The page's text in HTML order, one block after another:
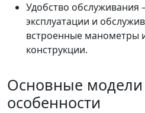
Удобство
эксплуатации и
встроенные манометры
конструкции.
Основные
особенности